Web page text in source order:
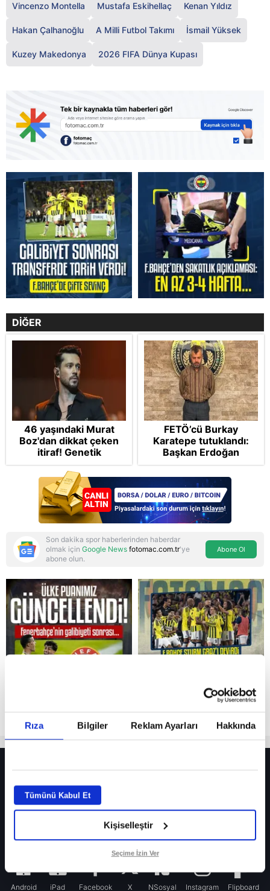
Rıza Bilgiler Reklam Ayarları Hakkında
Tümünü Kabul Et
Kişiselleştir
Seçime İzin Ver
Reddet
Vincenzo Montella Mustafa Eskihellaç Kenan Yıldız
Hakan Çalhanoğlu A Milli Futbol Takımı İsmail Yüksek
Kuzey Makedonya 2026 FIFA Dünya Kupası
DİĞER
46 yaşındaki Murat
Boz'dan dikkat çeken
itiraf! Genetik
korkusunu açıkladı
FETÖ’cü Burkay
Karatepe tutuklandı:
Başkan Erdoğan
şikayetçi oldu! 5 suçtan
dava talebi
Son dakika spor haberlerinden haberdar
olmak için Google News fotomac.com.tr'ye
abone olun.
Abone Ol
Fenerbahçe’de sürpriz ayrılık ihtimali! Devre arasında gelmişti
Fenerbahçe’nin yeni transferi Mason Greenwood için olay sözler!
Galatasaray’da rota yeniden Thiago Almada!
Android iPad Facebook X NSosyal Instagram Flipboard